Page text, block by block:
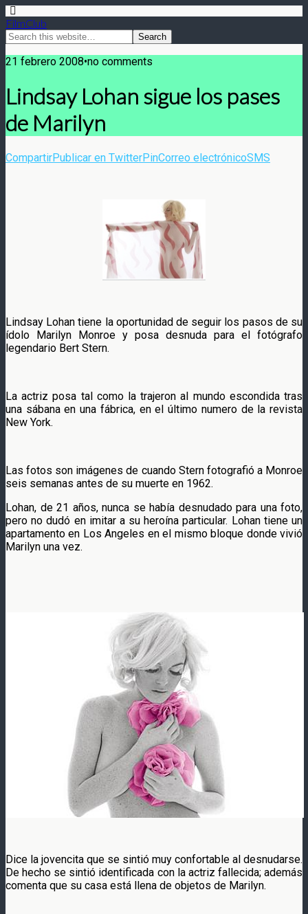
FilmClub
21 febrero 2008•no comments
Lindsay Lohan sigue los pases
de Marilyn
CompartirPublicar en TwitterPinCorreo electrónicoSMS
Lindsay Lohan tiene la oportunidad de seguir los pasos de su
ídolo Marilyn Monroe y posa desnuda para el fotógrafo
legendario Bert Stern.
La actriz posa tal como la trajeron al mundo escondida tras
una sábana en una fábrica, en el último numero de la revista
New York.
Las fotos son imágenes de cuando Stern fotografió a Monroe
seis semanas antes de su muerte en 1962.
Lohan, de 21 años, nunca se había desnudado para una foto,
pero no dudó en imitar a su heroína particular. Lohan tiene un
apartamento en Los Angeles en el mismo bloque donde vivió
Marilyn una vez.
Dice la jovencita que se sintió muy confortable al desnudarse.
De hecho se sintió identificada con la actriz fallecida; además
comenta que su casa está llena de objetos de Marilyn.